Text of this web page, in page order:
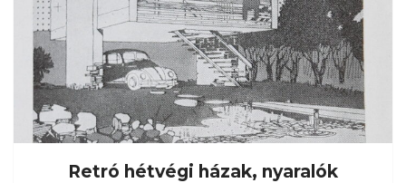
Retró hétvégi házak, nyaralók